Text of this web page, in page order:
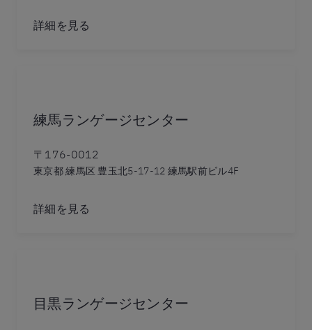
詳細を見る
練馬ランゲージセンター
〒176-0012
東京都 練馬区 豊玉北5-17-12 練馬駅前ビル4F
詳細を見る
目黒ランゲージセンター